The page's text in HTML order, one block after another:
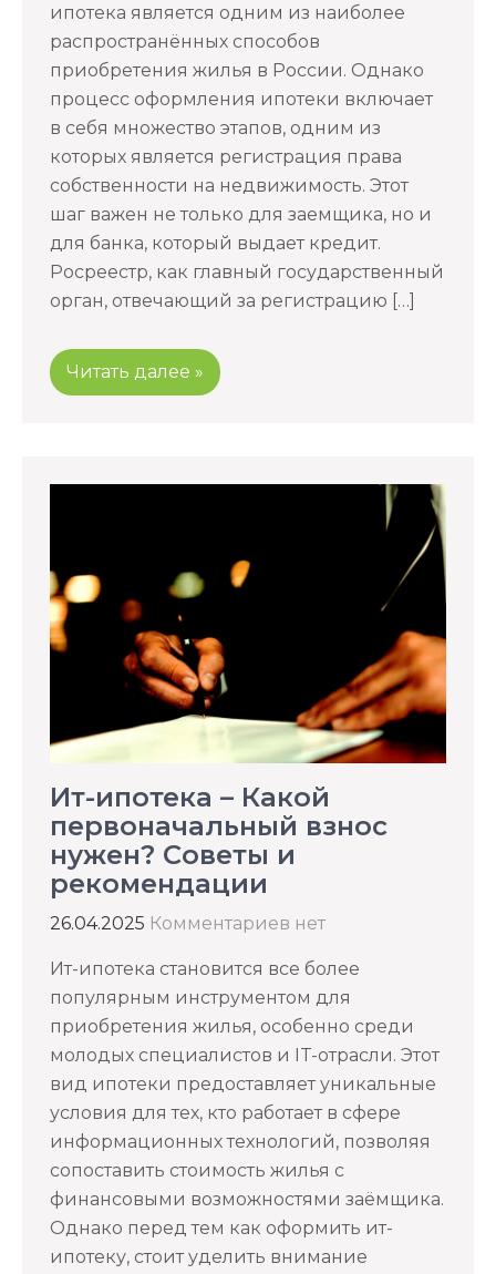
ипотека является одним из наиболее
распространённых способов
приобретения жилья в России. Однако
процесс оформления ипотеки включает
в себя множество этапов, одним из
которых является регистрация права
собственности на недвижимость. Этот
шаг важен не только для заемщика, но и
для банка, который выдает кредит.
Росреестр, как главный государственный
орган, отвечающий за регистрацию […]
Читать далее »
Ит-ипотека – Какой
первоначальный взнос
нужен? Советы и
рекомендации
26.04.2025 Комментариев нет
Ит-ипотека становится все более
популярным инструментом для
приобретения жилья, особенно среди
молодых специалистов и IT-отрасли. Этот
вид ипотеки предоставляет уникальные
условия для тех, кто работает в сфере
информационных технологий, позволяя
сопоставить стоимость жилья с
финансовыми возможностями заёмщика.
Однако перед тем как оформить ит-
ипотеку, стоит уделить внимание